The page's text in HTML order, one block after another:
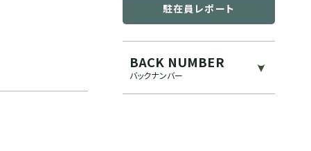
駐在員レポート
BACK NUMBER
バックナンバー